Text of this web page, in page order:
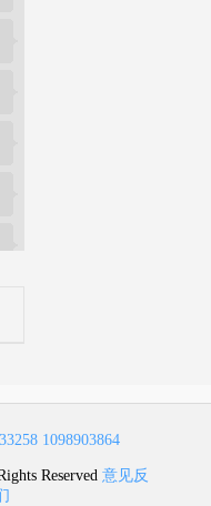
1098903864
Reserved 意见反